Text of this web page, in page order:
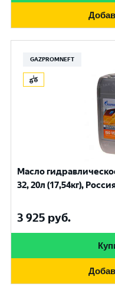
GAZPROMNEFT
Масло
32, 20л (17,54кг),
3 925 руб.